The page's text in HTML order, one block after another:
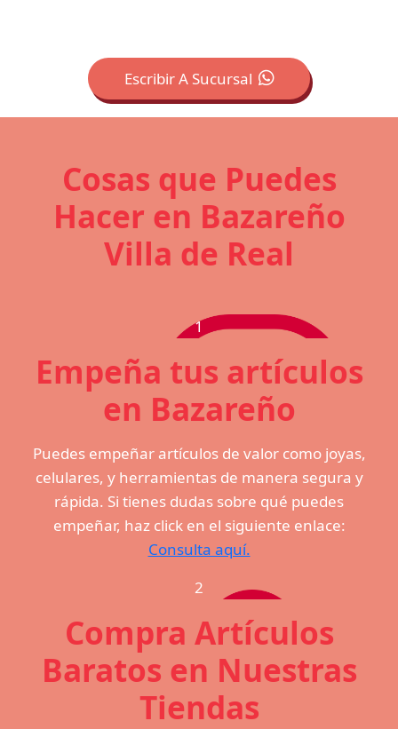
Escribir A Sucursal
Cosas que Puedes
Hacer en Bazareño
Villa de Real
1
Empeña tus artículos
en Bazareño
Puedes empeñar artículos de valor como joyas,
celulares, y herramientas de manera segura y
rápida. Si tienes dudas sobre qué puedes
empeñar, haz click en el siguiente enlace:
Consulta aquí.
2
Compra Artículos
Baratos en Nuestras
Tiendas